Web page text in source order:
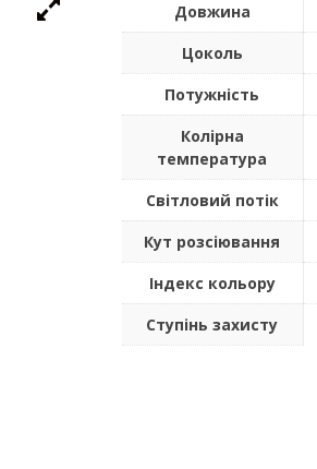
Довжина
Цоколь
Потужність
Колірна
температура
Світловий потік
Кут розсіювання
Індекс кольору
Ступінь захисту